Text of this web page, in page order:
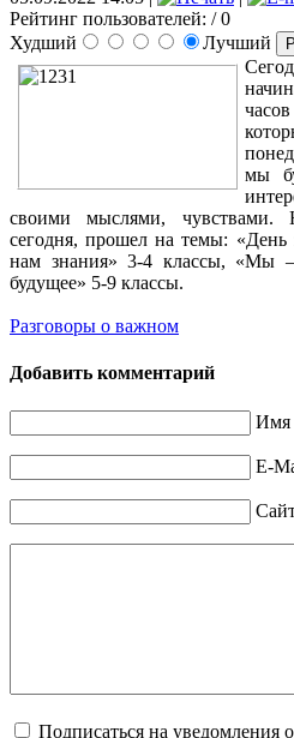
Рейтинг пользователей: / 0
Худший
Лучший
мы
своими мыслями,
сегодня, прошел на темы: «День
нам знания» 3-4 классы, «Мы
будущее» 5-9 классы.
Разговоры о важном
Добавить комментарий
Имя
E-
Подписаться на уведомления